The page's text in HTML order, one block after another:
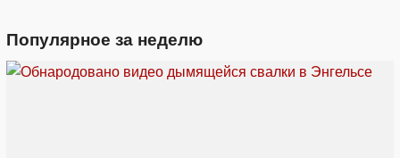
Популярное за неделю